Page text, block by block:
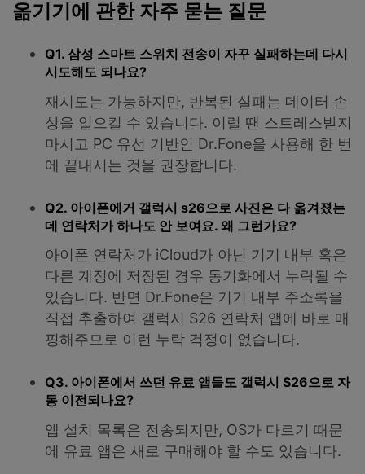
옮기기에 관한 자주 묻는 질문
Q1. 삼성 스마트 스위치 전송이 자꾸 실패하는데 다시
시도해도 되나요?
재시도는 가능하지만, 반복된 실패는 데이터 손
상을 일으킬 수 있습니다. 이럴 땐 스트레스받지
마시고 PC 유선 기반인 Dr.Fone을 사용해 한 번
에 끝내시는 것을 권장합니다.
Q2. 아이폰에거 갤럭시 s26으로 사진은 다 옮겨졌는
데 연락처가 하나도 안 보여요. 왜 그런가요?
아이폰 연락처가 iCloud가 아닌 기기 내부 혹은
다른 계정에 저장된 경우 동기화에서 누락될 수
있습니다. 반면 Dr.Fone은 기기 내부 주소록을
직접 추출하여 갤럭시 S26 연락처 앱에 바로 매
핑해주므로 이런 누락 걱정이 없습니다.
Q3. 아이폰에서 쓰던 유료 앱들도 갤럭시 S26으로 자
동 이전되나요?
앱 설치 목록은 전송되지만, OS가 다르기 때문
에 유료 앱은 새로 구매해야 할 수도 있습니다.